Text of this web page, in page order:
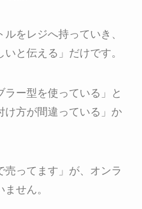
をレジへ持っていき、
と伝える」だけです。
ー型を使っている」と
け方が間違っている」か
売ってます」が、オンラ
せん。